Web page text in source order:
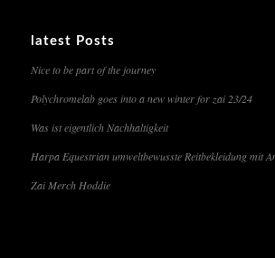
latest Posts
Nice to be part of the journey
Polychromelab goes into a new winter for zai 23/24
Was ist eigentlich Nachhaltigkeit
Harpa Equestrian umweltbewusste Reitbekleidung mit
Zai Merch Hoddie